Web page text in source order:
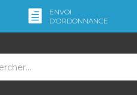
ENVOI
D’ORDONNANCE